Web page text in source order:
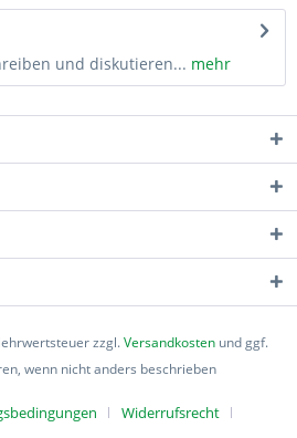
und diskutieren... mehr
zzgl.Versandkosten und ggf.
wenn nicht anders beschrieben
Widerrufsrecht